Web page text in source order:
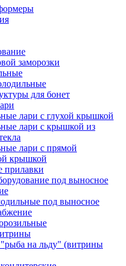
заморозки
для бонет
лари с глухой крышкой
лари с крышкой из
лари с прямой
крышкой
прилавки
под выносное
под выносное
на льду" (витрины